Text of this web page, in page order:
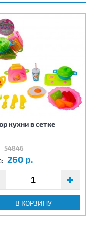
кухни в сетке
54846
260 р.
В КОРЗИНУ